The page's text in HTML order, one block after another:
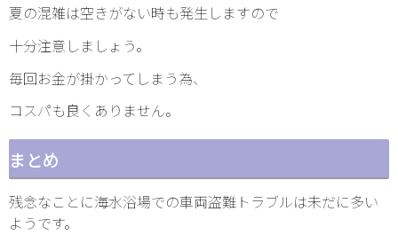
夏の混雑は空きがない時も発生しますので
十分注意しましょう。
毎回お金が掛かってしまう為、
コスパも良くありません。
まとめ
残念なことに海水浴場での車両盗難トラブルは未だに多い
ようです。